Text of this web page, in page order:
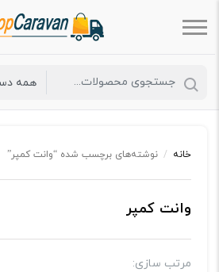
خانه / نوشته‌های برچسب شده “وانت کمپر”
وانت کمپر
مرتب سازی: